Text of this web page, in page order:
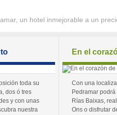
un hotel inmejorable a un
toda su
dos ó tres
y con unas
nuestra
En el
Con una
Pedramar
Rías Baixas,
Ons o disfrutar